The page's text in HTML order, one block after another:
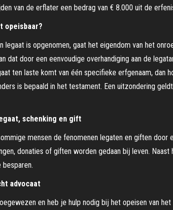
van de erflater een bedrag van € 8.000 uit de
opeisbaar?
legaat is opgenomen, gaat het eigendom van het
dat door een eenvoudige overhandiging aan de
ten laste komt van één specifieke erfgenaam,
is bepaald in het testament. Een uitzondering
schenking en gift
mensen de fenomenen legaten en giften door
donaties of giften worden gedaan bij leven.
advocaat
en heb je hulp nodig bij het opeisen van